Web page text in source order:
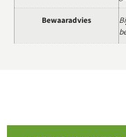
Bewaaradvies